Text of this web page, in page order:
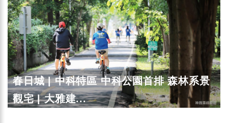
春日城 | 中科特區 中科公園首排 森林系景
觀宅 | 大雅建...